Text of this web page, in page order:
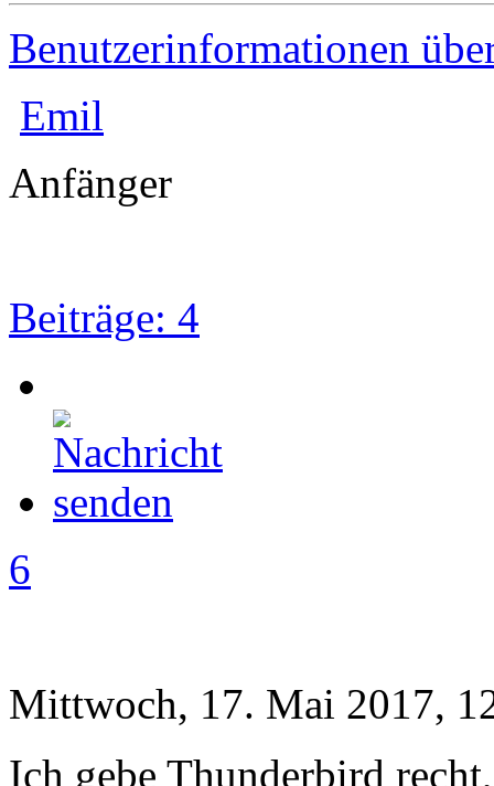
Benutzerinformationen
Emil
Anfänger
Beiträge: 4
6
Mittwoch, 17. Mai 2017,
Ich gebe Thunderbird